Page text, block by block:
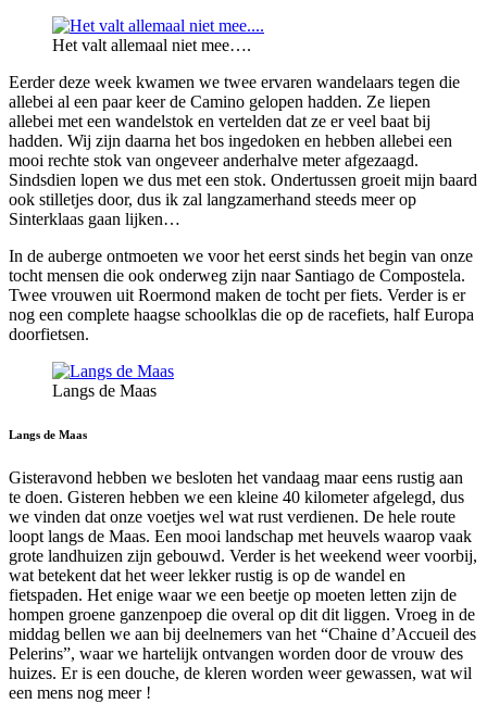
Het valt allemaal niet mee….
Eerder deze week kwamen we twee ervaren wandelaars tegen die
allebei al een paar keer de Camino gelopen hadden. Ze liepen
allebei met een wandelstok en vertelden dat ze er veel baat bij
hadden. Wij zijn daarna het bos ingedoken en hebben allebei een
mooi rechte stok van ongeveer anderhalve meter afgezaagd.
Sindsdien lopen we dus met een stok. Ondertussen groeit mijn baard
ook stilletjes door, dus ik zal langzamerhand steeds meer op
Sinterklaas gaan lijken…
In de auberge ontmoeten we voor het eerst sinds het begin van onze
tocht mensen die ook onderweg zijn naar Santiago de Compostela.
Twee vrouwen uit Roermond maken de tocht per fiets. Verder is er
nog een complete haagse schoolklas die op de racefiets, half Europa
doorfietsen.
Langs de Maas
Langs de Maas
Gisteravond hebben we besloten het vandaag maar eens rustig aan
te doen. Gisteren hebben we een kleine 40 kilometer afgelegd, dus
we vinden dat onze voetjes wel wat rust verdienen. De hele route
loopt langs de Maas. Een mooi landschap met heuvels waarop vaak
grote landhuizen zijn gebouwd. Verder is het weekend weer voorbij,
wat betekent dat het weer lekker rustig is op de wandel en
fietspaden. Het enige waar we een beetje op moeten letten zijn de
hompen groene ganzenpoep die overal op dit dit liggen. Vroeg in de
middag bellen we aan bij deelnemers van het “Chaine d’Accueil des
Pelerins”, waar we hartelijk ontvangen worden door de vrouw des
huizes. Er is een douche, de kleren worden weer gewassen, wat wil
een mens nog meer !